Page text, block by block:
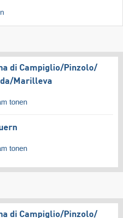
di Campiglio/​Pinzolo/​
​Marilleva
tonen
tonen
di Campiglio/​Pinzolo/​